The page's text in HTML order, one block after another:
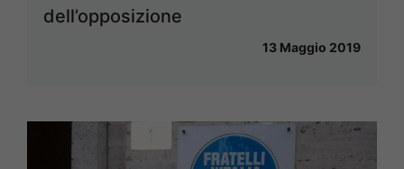
dell’opposizione
13 Maggio 2019